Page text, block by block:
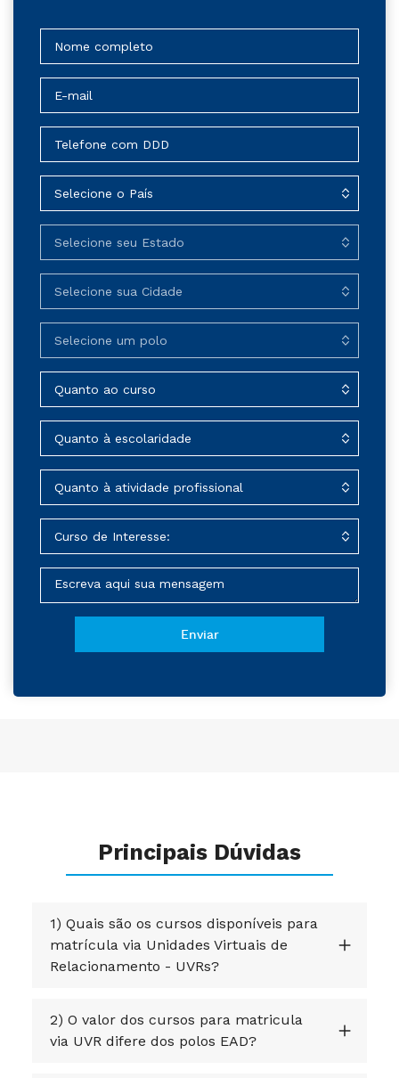
Principais Dúvidas
1) Quais são os cursos disponíveis para
matrícula via Unidades Virtuais de
Relacionamento - UVRs?
2) O valor dos cursos para matricula
via UVR difere dos polos EAD?